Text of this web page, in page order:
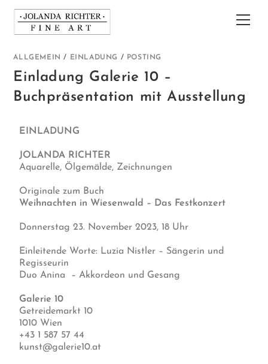
ALLGEMEIN / EINLADUNG / POSTING
Einladung Galerie 10 –
Buchpräsentation mit Ausstellung
EINLADUNG
JOLANDA RICHTER
Aquarelle, Ölgemälde, Zeichnungen
Originale zum Buch
Weihnachten in Wiesenwald – Das Festkonzert
Donnerstag 23. November 2023, 18 Uhr
Einleitende Worte: Luzia Nistler – Sängerin und
Regisseurin
Duo Anina – Akkordeon und Gesang
Galerie 10
Getreidemarkt 10
1010 Wien
+43 1 587 57 44
kunst@galerie10.at